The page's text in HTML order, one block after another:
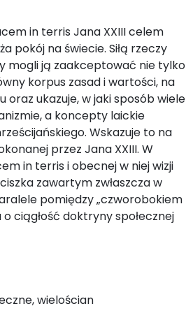
in terris Jana XXIII celem
pokój na świecie. Siłą rzeczy
mogli ją zaakceptować nie tylko
korpus zasad i wartości, na
ukazuje, w jaki sposób wiele
a koncepty laickie
Wskazuje to na
przez Jana XXIII. W
in terris i obecnej w niej wizji
zawartym zwłaszcza w
pomiędzy „czworobokiem
ciągłość doktryny społecznej
wielościan